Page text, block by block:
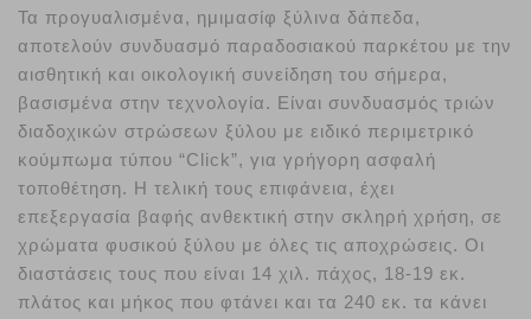
Τα προγυαλισμένα, ημιμασίφ ξύλινα δάπεδα,
αποτελούν συνδυασμό παραδοσιακού παρκέτου με την
αισθητική και οικολογική συνείδηση του σήμερα,
βασισμένα στην τεχνολογία. Είναι συνδυασμός τριών
διαδοχικών στρώσεων ξύλου με ειδικό περιμετρικό
κούμπωμα τύπου “Click”, για γρήγορη ασφαλή
τοποθέτηση. Η τελική τους επιφάνεια, έχει
επεξεργασία βαφής ανθεκτική στην σκληρή χρήση, σε
χρώματα φυσικού ξύλου με όλες τις αποχρώσεις. Οι
διαστάσεις τους που είναι 14 χιλ. πάχος, 18-19 εκ.
πλάτος και μήκος που φτάνει και τα 240 εκ. τα κάνει